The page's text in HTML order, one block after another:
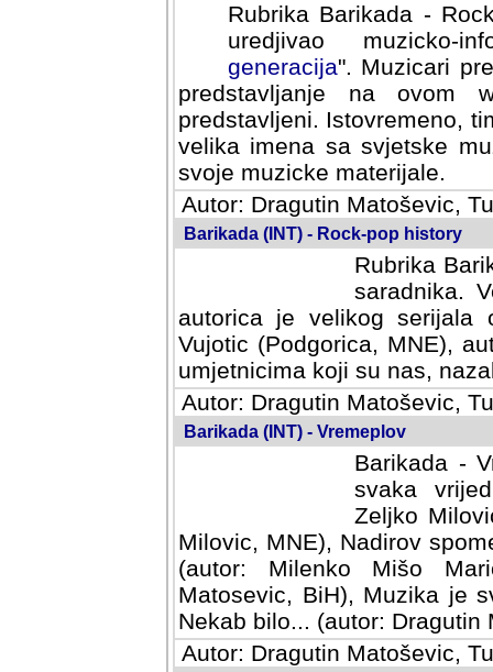
Rubrika Barikada -
uredjivao muzicko-
Muzicari predstavljeni u
na ovom web portalu
Istovremeno, tim nacinom
sa svjetske muzicke scene
materijale.
Autor: Dragutin Matoševic,
Barikada (INT) - Rock-pop history
Rubrika
saradnika.
autorica je velikog serijala
Vujotic (Podgorica, MNE),
umjetnicima koji su nas,
Autor: Dragutin Matoševic,
Barikada (INT) - Vremeplov
Barikada -
svaka
Milovic,
MNE), Nadirov spomenar
Milenko Mišo Maric, UK),
Muzika je svirala (autor:
(autor: Dragutin Matosevic,
Autor: Dragutin Matoševic,